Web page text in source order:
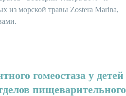
из морской травы Zostera Marina,
гомеостаза у детей
пищеварительного